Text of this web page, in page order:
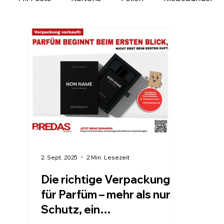
Ladungssicherung Personalisierbare Produkte
Verpackung regional entdecken
Die richtige Verpackung
für Parfüm – mehr als nur
Schutz, ein
2. Sept. 2025 2 Min. Lesezeit